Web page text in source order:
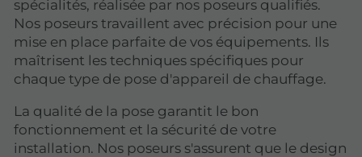
spécialités, réalisée par nos poseurs qualifiés.
Nos poseurs travaillent avec précision pour une
mise en place parfaite de vos équipements. Ils
maîtrisent les techniques spécifiques pour
chaque type de pose d'appareil de chauffage.
La qualité de la pose garantit le bon
fonctionnement et la sécurité de votre
installation. Nos poseurs s'assurent que le design